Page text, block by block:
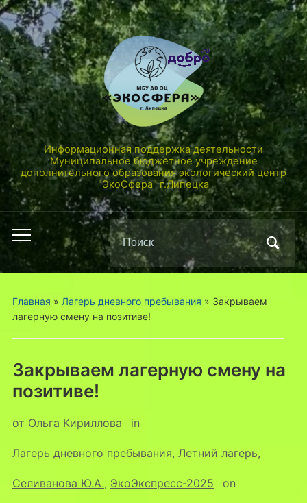
Информационная поддержка деятельности
Муниципальное бюджетное учреждение
дополнительного образования экологический центр
"ЭкоСфера" г.Липецка
Переключить
мобильное
меню
Поиск
по:
Главная » Лагерь дневного пребывания » Закрываем
лагерную смену на позитиве!
Закрываем лагерную смену на
позитиве!
от Ольга Кириллова in
Лагерь дневного пребывания, Летний лагерь,
Селиванова Ю.А., ЭкоЭкспресс-2025 on